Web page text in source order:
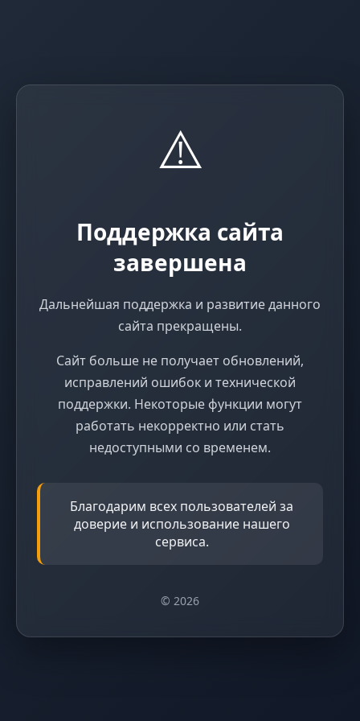
⚠️
Поддержка сайта
завершена
Дальнейшая поддержка и развитие данного
сайта прекращены.
Сайт больше не получает обновлений,
исправлений ошибок и технической
поддержки. Некоторые функции могут
работать некорректно или стать
недоступными со временем.
Благодарим всех пользователей за
доверие и использование нашего
сервиса.
© 2026